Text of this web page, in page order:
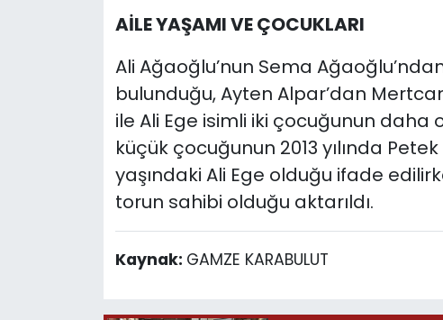
AİLE YAŞAMI VE ÇOCUKLARI
Ali Ağaoğlu’nun Sema
bulunduğu, Ayten Alpar’dan
ile Ali Ege isimli iki çocuğunun daha
küçük çocuğunun 2013 yılında
yaşındaki Ali Ege olduğu ifade
torun sahibi olduğu aktarıldı.
Kaynak: GAMZE KARABULUT